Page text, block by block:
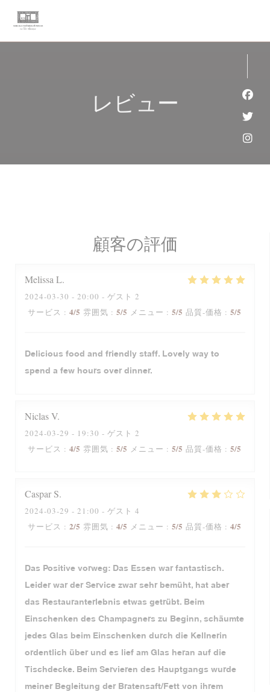
レビュー
顧客の評価
MelissaL
2024-03-30 - 20:00 - ゲスト 2
サービス : 4/5 雰囲気 : 5/5 メニュー : 5/5 品質-価格 : 5/5
Delicious food and friendly staff. Lovely way to
spend a few hours over dinner.
NiclasV
2024-03-29 - 19:30 - ゲスト 2
サービス : 4/5 雰囲気 : 5/5 メニュー : 5/5 品質-価格 : 5/5
Caspar S
2024-03-29 - 21:00 - ゲスト 4
サービス : 2/5 雰囲気 : 4/5 メニュー : 5/5 品質-価格 : 4/5
Das Positive vorweg: Das Essen war fantastisch.
Leider war der Service zwar sehr bemüht, hat aber
das Restauranterlebnis etwas getrübt. Beim
Einschenken des Champagners zu Beginn, schäumte
jedes Glas beim Einschenken durch die Kellnerin
ordentlich über und es lief am Glas heran auf die
Tischdecke. Beim Servieren des Hauptgangs wurde
meiner Begleitung der Bratensaft/Fett von ihrem